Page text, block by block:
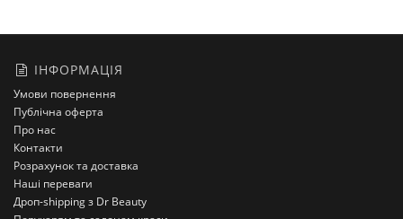
ІНФОРМАЦІЯ
Умови повернення
Публічна оферта
Про нас
Контакти
Розрахунок та доставка
Наші переваги
Дроп-shipping з Dr Beauty